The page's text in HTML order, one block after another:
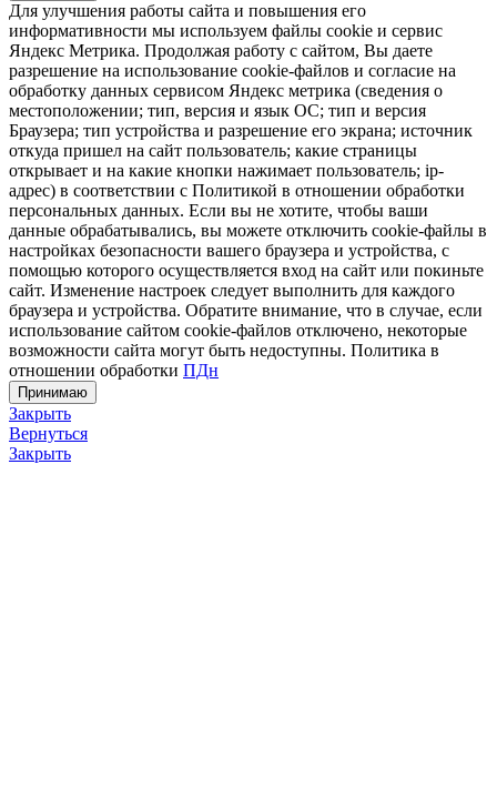
Для улучшения работы сайта и повышения его
информативности мы используем файлы cookie и сервис
Яндекс Метрика. Продолжая работу с сайтом, Вы даете
разрешение на использование cookie-файлов и согласие на
обработку данных сервисом Яндекс метрика (сведения о
местоположении; тип, версия и язык ОС; тип и версия
Браузера; тип устройства и разрешение его экрана; источник
откуда пришел на сайт пользователь; какие страницы
открывает и на какие кнопки нажимает пользователь; ip-
адрес) в соответствии с Политикой в отношении обработки
персональных данных. Если вы не хотите, чтобы ваши
данные обрабатывались, вы можете отключить cookie-файлы в
настройках безопасности вашего браузера и устройства, с
помощью которого осуществляется вход на сайт или покиньте
сайт. Изменение настроек следует выполнить для каждого
браузера и устройства. Обратите внимание, что в случае, если
использование сайтом cookie-файлов отключено, некоторые
возможности сайта могут быть недоступны. Политика в
отношении обработки ПДн
Принимаю
Закрыть
Вернуться
Закрыть